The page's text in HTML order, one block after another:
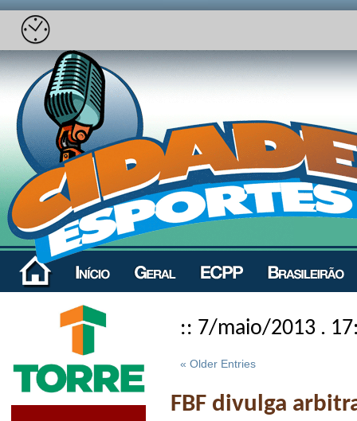
:: 7/maio/2013 .
« Older Entries
FBF divulga